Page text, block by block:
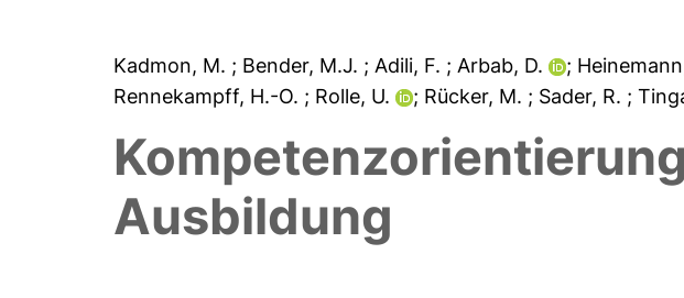
Kadmon, M. ; Bender, M.J. ; Adili, F. ; Arbab, D. ;
Rennekampff, H.-O. ; Rolle, U. ; Rücker, M. ; Sader, R. ;
Ausbildung